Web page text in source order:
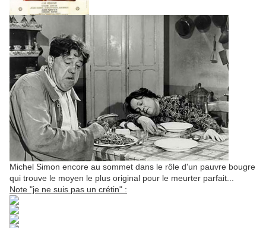
Michel Simon encore au sommet dans le rôle d'un pauvre bougre
qui trouve le moyen le plus original pour le meurter parfait...
Note "je ne suis pas un crétin" :